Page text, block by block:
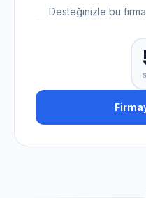
Desteğinizle bu